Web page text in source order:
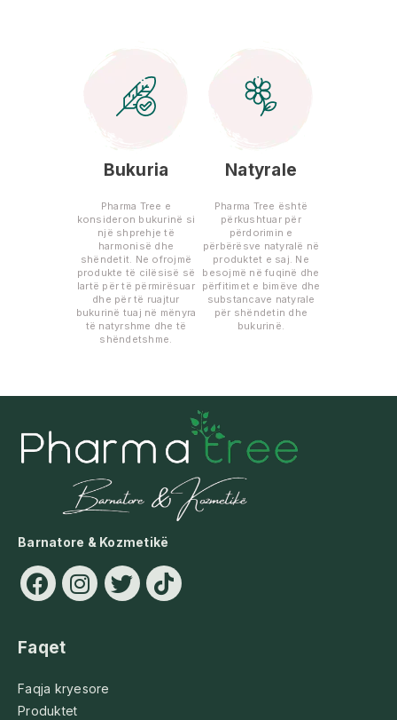
Bukuria
Pharma Tree e
konsideron bukurinë si
një shprehje të
harmonisë dhe
shëndetit. Ne ofrojmë
produkte të cilësisë së
lartë për të përmirësuar
dhe për të ruajtur
bukurinë tuaj në mënyra
të natyrshme dhe të
shëndetshme.
Natyrale
Pharma Tree është
përkushtuar për
përdorimin e
përbërësve natyralë në
produktet e saj. Ne
besojmë në fuqinë dhe
përfitimet e bimëve dhe
substancave natyrale
për shëndetin dhe
bukurinë.
Barnatore & Kozmetikë
Faqet
Faqja kryesore
Produktet